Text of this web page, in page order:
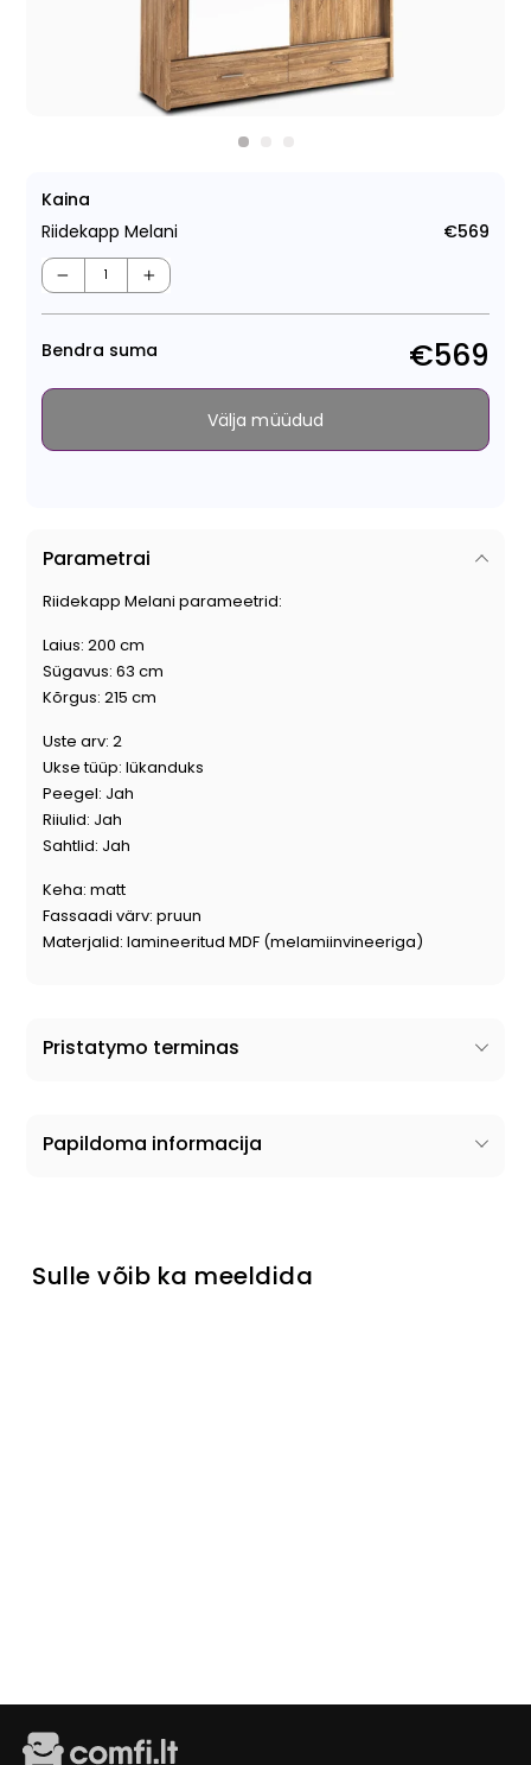
Kaina
Riidekapp Melani
€569
− +
Bendra suma €569
Välja müüdud
Parametrai
Riidekapp Melani parameetrid:
Laius: 200 cm
Sügavus: 63 cm
Kõrgus: 215 cm
Uste arv: 2
Ukse tüüp: lükanduks
Peegel: Jah
Riiulid: Jah
Sahtlid: Jah
Keha: matt
Fassaadi värv: pruun
Materjalid: lamineeritud MDF (melamiinvineeriga)
Pristatymo terminas
Papildoma informacija
Sulle võib ka meeldida